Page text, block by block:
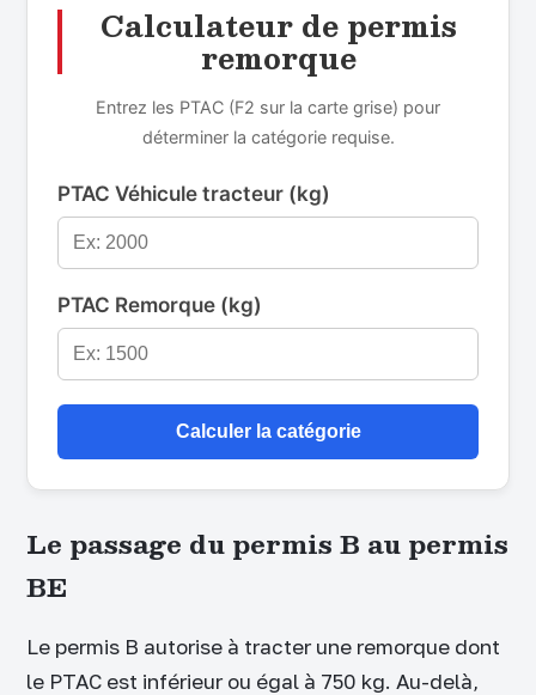
Calculateur de permis
remorque
Entrez les PTAC (F2 sur la carte grise) pour
déterminer la catégorie requise.
PTAC Véhicule tracteur (kg)
PTAC Remorque (kg)
Calculer la catégorie
Le passage du permis B au permis
BE
Le permis B autorise à tracter une remorque dont
le PTAC est inférieur ou égal à 750 kg. Au-delà,